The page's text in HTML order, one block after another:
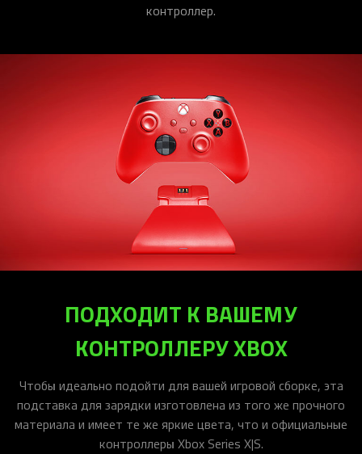
контроллер.
ПОДХОДИТ К ВАШЕМУ
КОНТРОЛЛЕРУ XBOX
​Чтобы идеально подойти для вашей игровой сборке, эта
подставка для зарядки изготовлена ​​из того же прочного
материала и имеет те же яркие цвета, что и официальные
контроллеры Xbox Series X|S.